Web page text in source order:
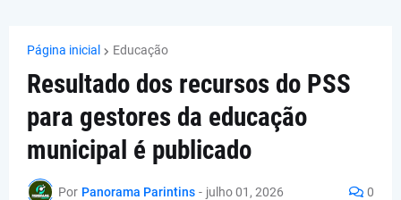
Página inicial Educação
Resultado dos recursos do PSS
para gestores da educação
municipal é publicado
Por Panorama Parintins - julho 01, 2026 0